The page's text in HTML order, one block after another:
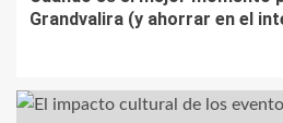
Grandvalira (y ahorrar en el